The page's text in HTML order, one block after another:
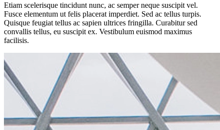
Etiam scelerisque tincidunt nunc, ac semper neque suscipit vel.
Fusce elementum ut felis placerat imperdiet. Sed ac tellus turpis.
Quisque feugiat tellus ac sapien ultrices fringilla. Curabitur sed
convallis tellus, eu suscipit ex. Vestibulum euismod maximus
facilisis.